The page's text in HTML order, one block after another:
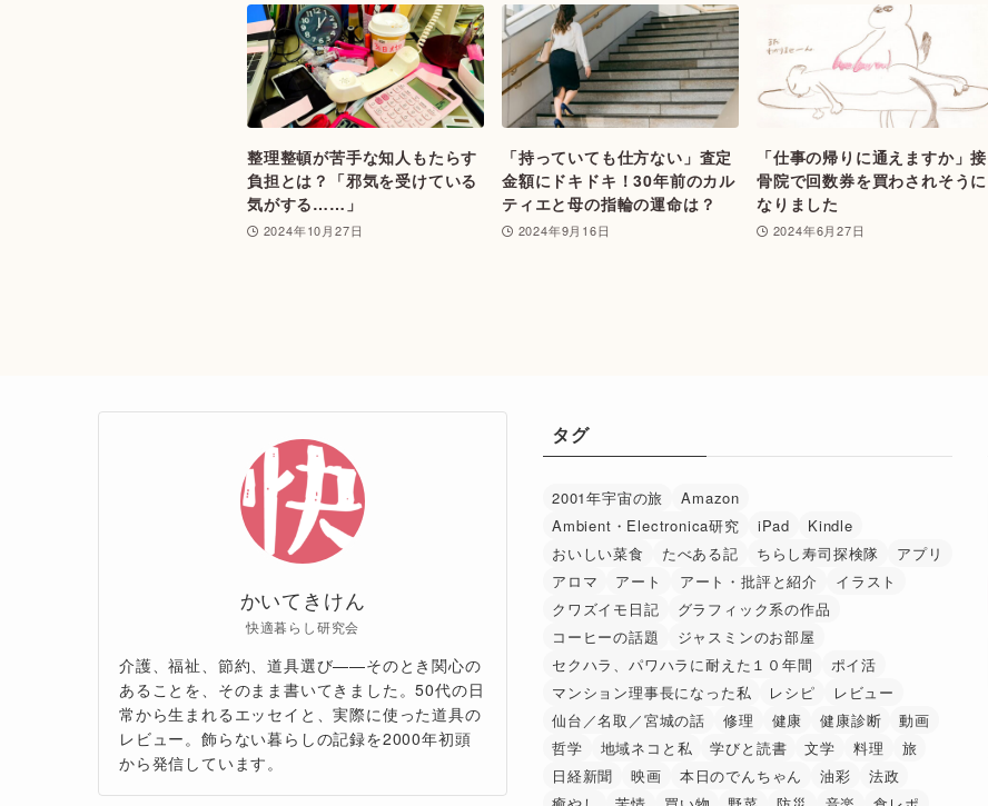
整理整頓が苦手な知人もたらす
負担とは？「邪気を受けている
気がする……」
2024年10月27日
「持っていても仕方ない」査定
金額にドキドキ！30年前のカル
ティエと母の指輪の運命は？
2024年9月16日
「仕事の帰りに通えますか」接
骨院で回数券を買わされそうに
なりました
2024年6月27日
かいてきけん
快適暮らし研究会
介護、福祉、節約、道具選び——そのとき関心の
あることを、そのまま書いてきました。50代の日
常から生まれるエッセイと、実際に使った道具の
レビュー。飾らない暮らしの記録を2000年初頭
から発信しています。
タグ
2001年宇宙の旅
Amazon
Ambient・Electronica研究
iPad
Kindle
おいしい菜食
たべある記 ちらし寿司探検隊
アプリ
アロマ
アート アート・批評と紹介
イラスト
クワズイモ日記
グラフィック系の作品
コーヒーの話題
ジャスミンのお部屋
セクハラ、パワハラに耐えた１０年間
ポイ活
マンション理事長になった私
レシピ
レビュー
仙台／名取／宮城の話
修理 健康 健康診断
動画
哲学
地域ネコと私 学びと読書 文学 料理
旅
日経新聞
映画 本日のでんちゃん 油彩
法政